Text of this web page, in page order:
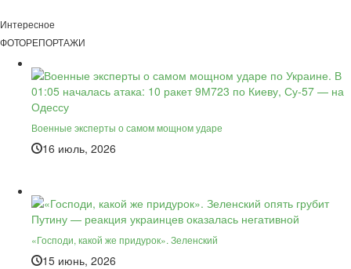
Интересное
ФОТОРЕПОРТАЖИ
Военные эксперты о самом мощном ударе
16 июль, 2026
«Господи, какой же придурок». Зеленский
15 июнь, 2026